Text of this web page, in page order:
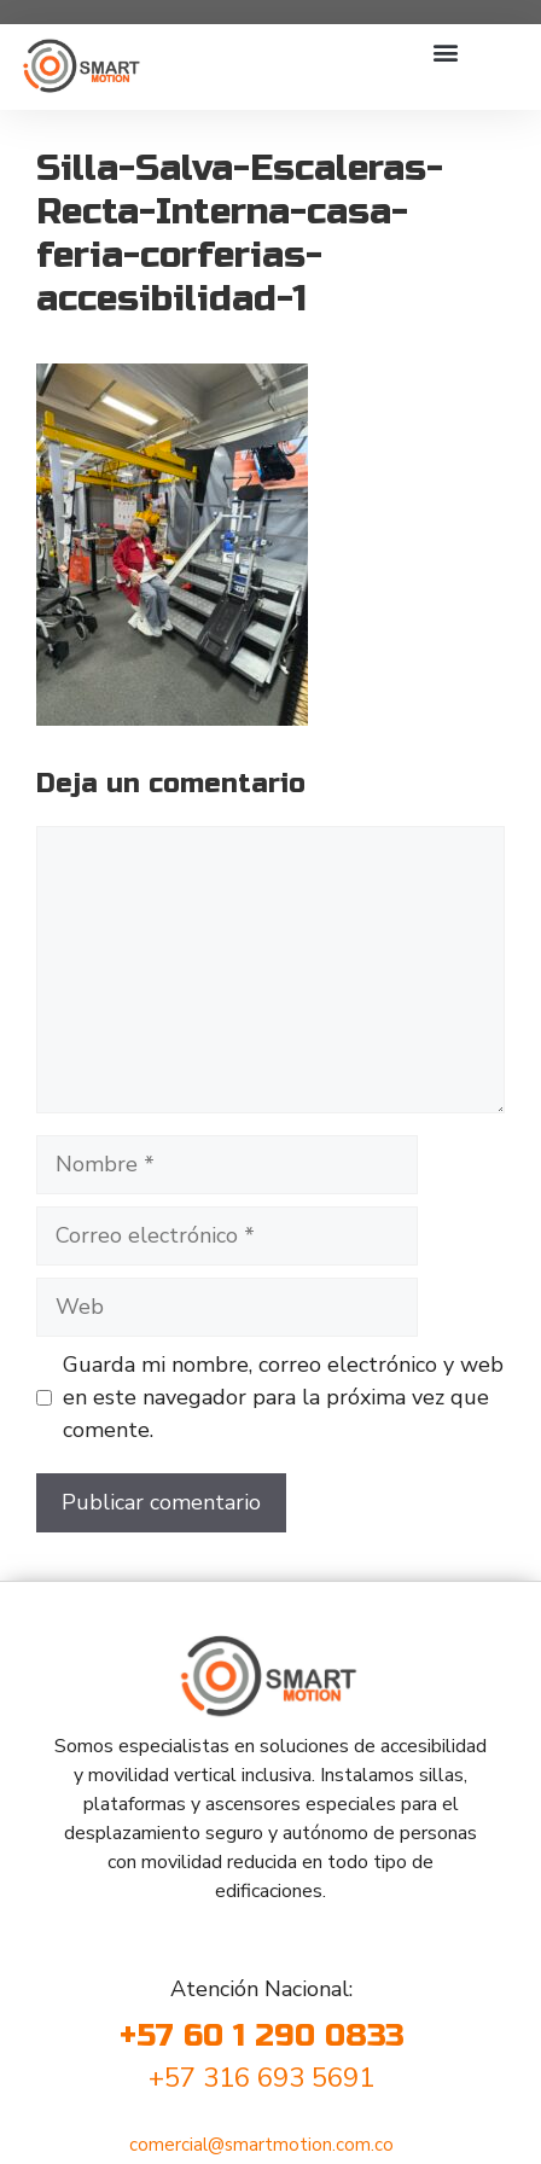
Silla-Salva-Escaleras-
Recta-Interna-casa-
feria-corferias-
accesibilidad-1
Deja un comentario
Guarda mi nombre, correo electrónico y web
en este navegador para la próxima vez que
comente.
Somos especialistas en soluciones de accesibilidad
y movilidad vertical inclusiva. Instalamos sillas,
plataformas y ascensores especiales para el
desplazamiento seguro y autónomo de personas
con movilidad reducida en todo tipo de
edificaciones.
Atención Nacional:
+57 60 1 290 0833
+57 316 693 5691
comercial@smartmotion.com.co